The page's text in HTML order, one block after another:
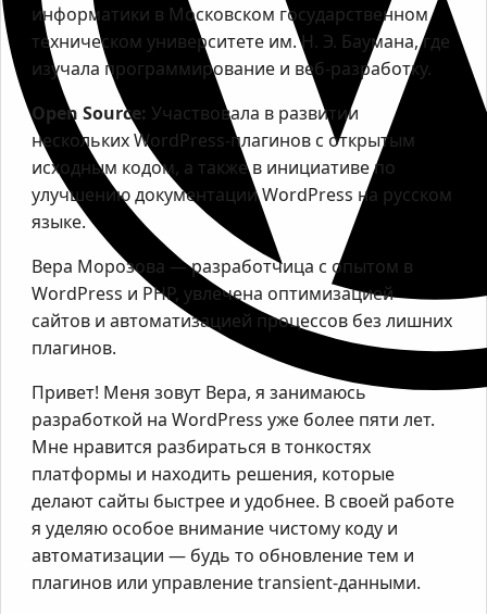
информатики в Московском государственном
техническом университете им. Н. Э. Баумана, где
изучала программирование и веб-разработку.
Open Source: Участвовала в развитии
нескольких WordPress-плагинов с открытым
исходным кодом, а также в инициативе по
улучшению документации WordPress на русском
языке.
Вера Морозова — разработчица с опытом в
WordPress и PHP, увлечена оптимизацией
сайтов и автоматизацией процессов без лишних
плагинов.
Привет! Меня зовут Вера, я занимаюсь
разработкой на WordPress уже более пяти лет.
Мне нравится разбираться в тонкостях
платформы и находить решения, которые
делают сайты быстрее и удобнее. В своей работе
я уделяю особое внимание чистому коду и
автоматизации — будь то обновление тем и
плагинов или управление transient-данными.